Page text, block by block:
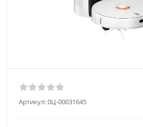
Артикул:0Ц-00031645